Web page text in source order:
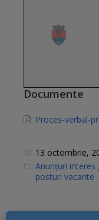
Documente
Proces-verbal-
13 octombrie,
C
a
t
r
Anunțuri interes
posturi vacante